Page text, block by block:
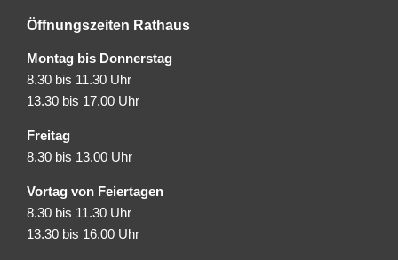
Öffnungszeiten Rathaus
Montag bis Donnerstag
8.30 bis 11.30 Uhr
13.30 bis 17.00 Uhr
Freitag
8.30 bis 13.00 Uhr
Vortag von Feiertagen
8.30 bis 11.30 Uhr
13.30 bis 16.00 Uhr